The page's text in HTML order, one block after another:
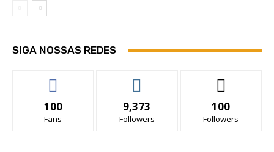
SIGA NOSSAS REDES
100
Fans
9,373
Followers
100
Followers